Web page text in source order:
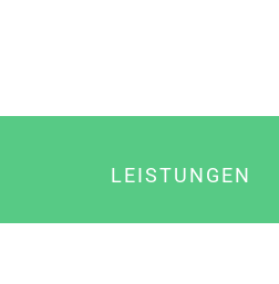
LEISTUNGEN